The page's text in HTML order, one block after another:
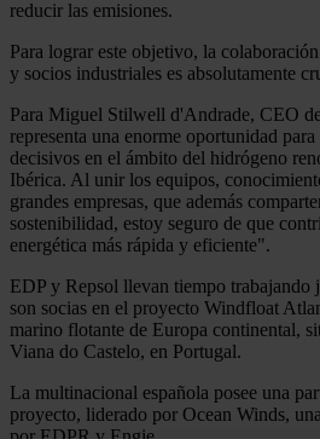
reducir las emisiones.
Para lograr este objetivo, la
y socios industriales es absolutamente
Para Miguel Stilwell d'Andrade, CEO
representa una enorme oportunidad
decisivos en el ámbito del hidrógeno
Ibérica. Al unir los equipos,
grandes empresas, que además
sostenibilidad, estoy seguro de que
energética más rápida y eficiente".
EDP y Repsol llevan tiempo trabajando
son socias en el proyecto Windfloat
marino flotante de Europa continental,
Viana do Castelo, en Portugal.
La multinacional española posee una
proyecto, liderado por Ocean Winds,